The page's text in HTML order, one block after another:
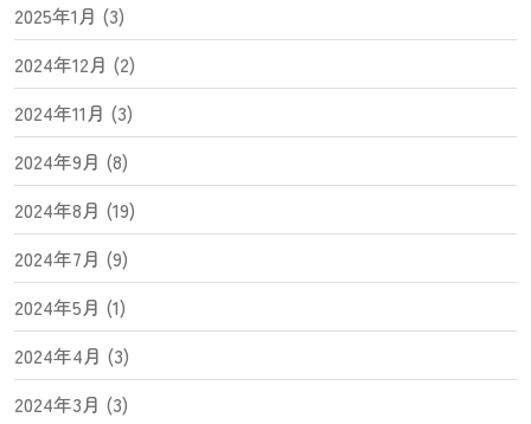
2025年1月 (3)
2024年12月 (2)
2024年11月 (3)
2024年9月 (8)
2024年8月 (19)
2024年7月 (9)
2024年5月 (1)
2024年4月 (3)
2024年3月 (3)